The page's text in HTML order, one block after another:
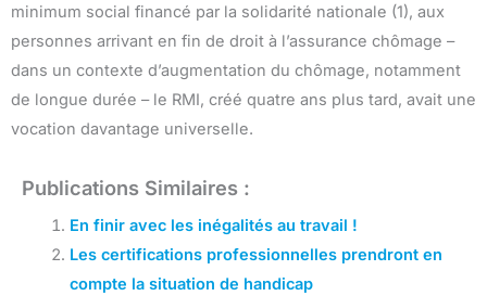
minimum social financé par la solidarité nationale (1), aux
personnes arrivant en fin de droit à l’assurance chômage –
dans un contexte d’augmentation du chômage, notamment
de longue durée – le RMI, créé quatre ans plus tard, avait une
vocation davantage universelle.
Publications Similaires :
En finir avec les inégalités au travail !
Les certifications professionnelles prendront en
compte la situation de handicap